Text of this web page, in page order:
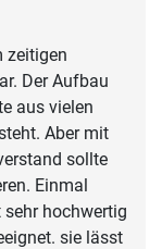
zeitigen
Der Aufbau
aus vielen
Aber mit
sollte
Einmal
hochwertig
sie lässt